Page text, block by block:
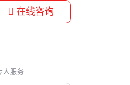
在线咨询
人服务